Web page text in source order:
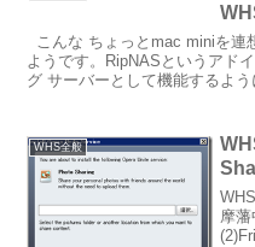
こんな ちょっとmac miniを連
ようです。RipNASというアド
グ サーバーとして機能するよ
WHS全般
摩